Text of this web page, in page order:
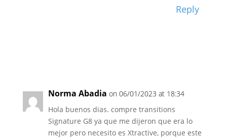
Reply
Norma Abadia on 06/01/2023 at 18:34
Hola buenos dias. compre transitions
Signature G8 ya que me dijeron que era lo
mejor pero necesito es Xtractive, porque este